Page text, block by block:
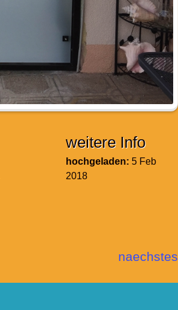
weitere Info
hochgeladen:5 Feb
2018
naechstes